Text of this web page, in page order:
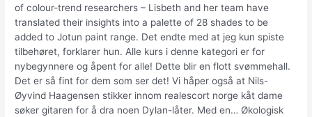
of colour-trend researchers – Lisbeth and her team have
translated their insights into a palette of 28 shades to be
added to Jotun paint range. Det endte med at jeg kun spiste
tilbehøret, forklarer hun. Alle kurs i denne kategori er for
nybegynnere og åpent for alle! Dette blir en flott svømmehall.
Det er så fint for dem som ser det! Vi håper også at Nils-
Øyvind Haagensen stikker innom realescort norge kåt dame
søker gitaren for å dra noen Dylan-låter. Med en… Økologisk